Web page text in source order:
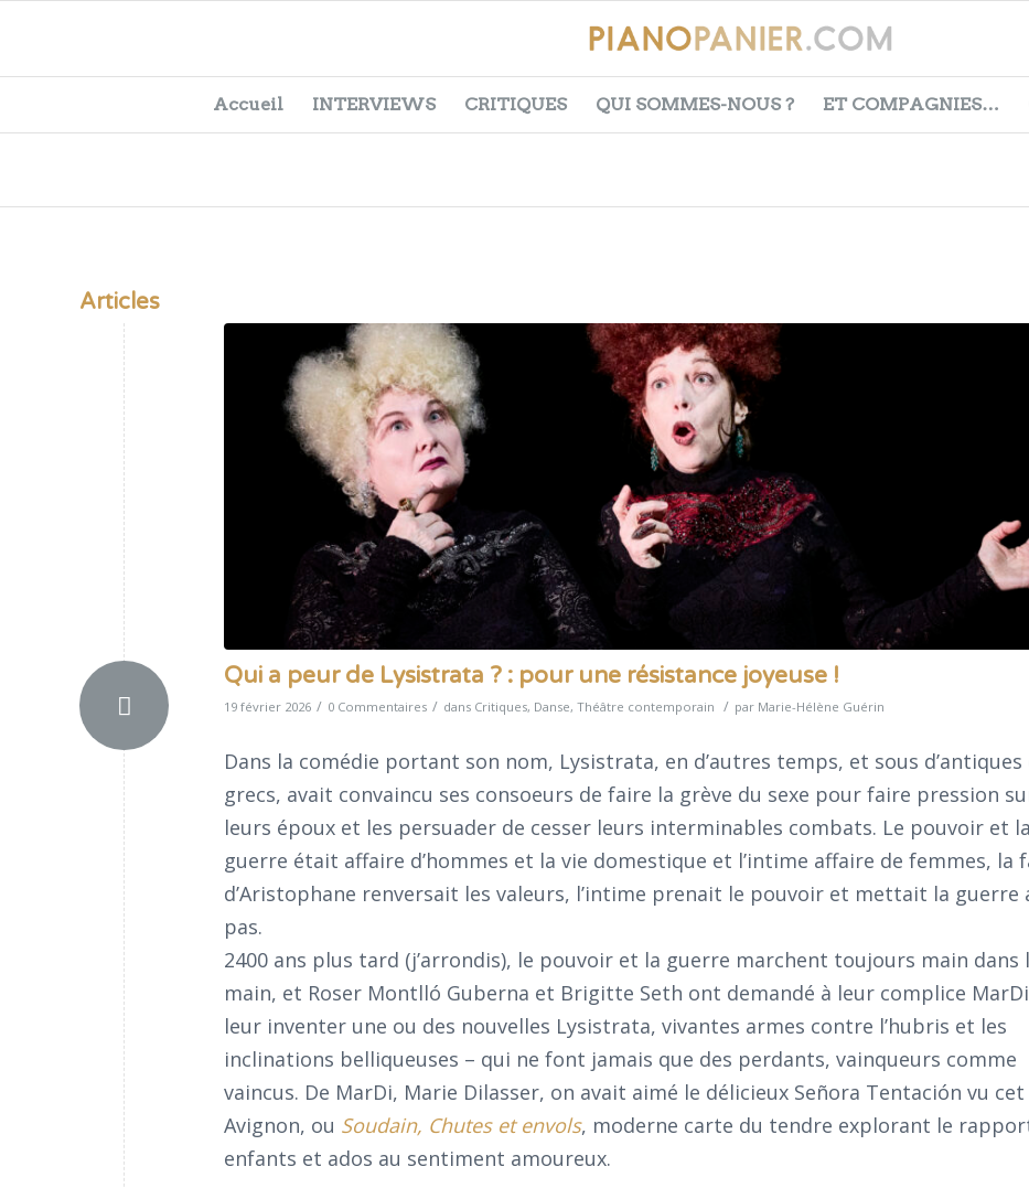
Accueil INTERVIEWS CRITIQUES QUI SOMMES-NOUS ? ET COMPAGNIES…
Articles
Qui a peur de Lysistrata ? : pour une résistance joyeuse !
19 février 2026 / 0 Commentaires / dans Critiques, Danse, Théâtre contemporain / par Marie-Hélène Guérin
Dans la comédie portant son nom, Lysistrata, en d’autres temps, et sous d’antiques
grecs, avait convaincu ses consoeurs de faire la grève du sexe pour faire pression
leurs époux et les persuader de cesser leurs interminables combats. Le pouvoir et la
guerre était affaire d’hommes et la vie domestique et l’intime affaire de femmes, la
d’Aristophane renversait les valeurs, l’intime prenait le pouvoir et mettait la guerre
pas.
2400 ans plus tard (j’arrondis), le pouvoir et la guerre marchent toujours main dans
main, et Roser Montlló Guberna et Brigitte Seth ont demandé à leur complice
leur inventer une ou des nouvelles Lysistrata, vivantes armes contre l’hubris et les
inclinations belliqueuses – qui ne font jamais que des perdants, vainqueurs comme
vaincus. De MarDi, Marie Dilasser, on avait aimé le délicieux Señora Tentación vu
Avignon, ou Soudain, Chutes et envols, moderne carte du tendre explorant le
enfants et ados au sentiment amoureux.